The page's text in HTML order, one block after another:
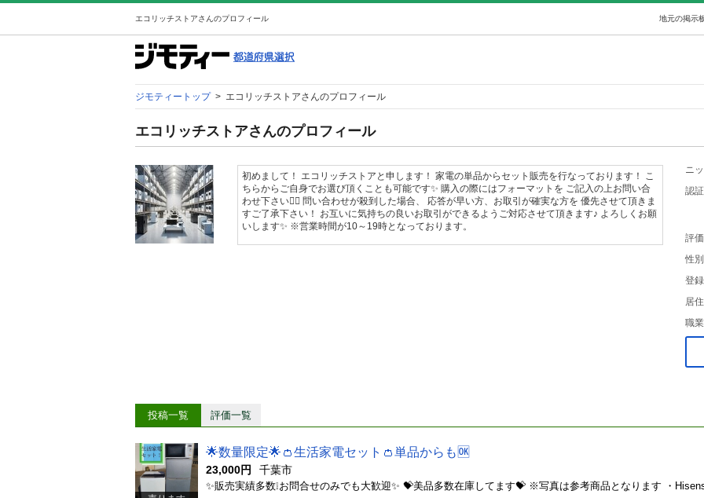
エコリッチストアさんのプロフィール 地元の掲示
ジモティートップ > エコリッチストアさんのプロフィール
エコリッチストアさんのプロフィール
初めまして！ エコリッチストアと申します！ 家電の単品からセット販売を行なっております！ こ
ちらからご自身でお選び頂くことも可能です✨ 購入の際にはフォーマットを ご記入の上お問い合
わせ下さい🙇‍♀️ 問い合わせが殺到した場合、 応答が早い方、お取引が確実な方を 優先させて頂きま
すご了承下さい！ お互いに気持ちの良いお取引ができるようご対応させて頂きます♪ よろしくお願
いします✨ ※営業時間が10～19時となっております。
ニ
認証
評価
性別
登
居
職業
投稿一覧 評価一覧
🌟数量限定🌟👛生活家電セット👛単品からも🆗
23,000円 千葉市